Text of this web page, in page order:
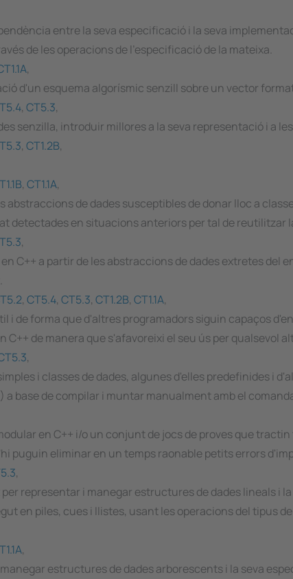
entre la seva especificació i la seva
de les operacions de l'especificació de la mateixa.
,
d'un esquema algorísmic senzill sobre un vector
, CT5.3,
senzilla, introduir millores a la seva representació i a
, CT1.2B,
, CT1.1A,
de dades susceptibles de donar lloc a
detectades en situacions anteriors per tal de reutilitzar
,
C++ a partir de les abstraccions de dades extretes del
, CT5.4, CT5.3, CT1.2B, CT1.1A,
i de forma que d'altres programadors siguin capaços
de manera que s'afavoreixi el seu ús per qualsevol
,
i classes de dades, algunes d'elles predefinides i
a base de compilar i muntar manualment amb el
en C++ i/o un conjunt de jocs de proves que
puguin eliminar en un temps raonable petits errors
,
representar i manegar estructures de dades lineals i
en piles, cues i llistes, usant les operacions del tipus
,
estructures de dades arborescents i la seva